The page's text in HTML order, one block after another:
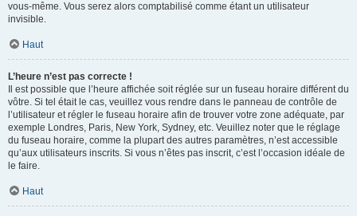
vous-même. Vous serez alors comptabilisé comme étant un utilisateur
invisible.
Haut
L’heure n’est pas correcte !
Il est possible que l’heure affichée soit réglée sur un fuseau horaire différent du
vôtre. Si tel était le cas, veuillez vous rendre dans le panneau de contrôle de
l’utilisateur et régler le fuseau horaire afin de trouver votre zone adéquate, par
exemple Londres, Paris, New York, Sydney, etc. Veuillez noter que le réglage
du fuseau horaire, comme la plupart des autres paramètres, n’est accessible
qu’aux utilisateurs inscrits. Si vous n’êtes pas inscrit, c’est l’occasion idéale de
le faire.
Haut